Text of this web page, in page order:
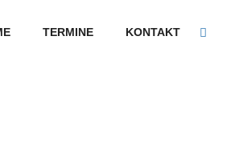
TERMINE KONTAKT